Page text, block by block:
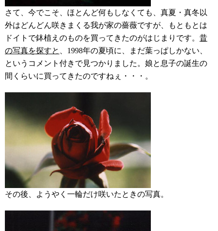
さて、今でこそ、ほとんど何もしなくても、真夏・真冬以
外はどんどん咲きまくる我が家の薔薇ですが、もともとは
ドイトで鉢植えのものを買ってきたのがはじまりです。 昔
の写真を探すと
、1998年の夏頃に、まだ葉っぱしかない、
というコメント付きで見つかりました。娘と息子の誕生の
間くらいに買ってきたのですねぇ・・・。
その後、ようやく一輪だけ咲いたときの写真。